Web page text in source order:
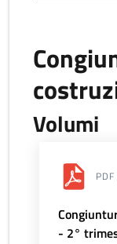
Volumi
PDF
- 2°